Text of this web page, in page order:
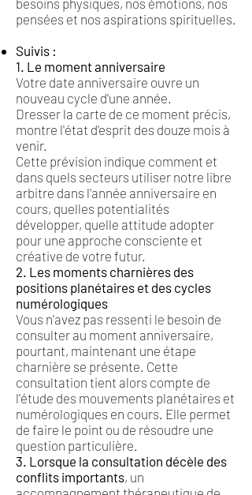
besoins physiques, nos émotions, nos
pensées et nos aspirations spirituelles.
Suivis :
1. Le moment anniversaire
Votre date anniversaire ouvre un
nouveau cycle d'une année.
Dresser la carte de ce moment précis,
montre l'état d'esprit des douze mois à
venir.
Cette prévision indique comment et
dans quels secteurs utiliser notre libre
arbitre dans l'année anniversaire en
cours, quelles potentialités
développer, quelle attitude adopter
pour une approche consciente et
créative de votre futur.
2. Les moments charnières des
positions planétaires et des cycles
numérologiques
Vous n'avez pas ressenti le besoin de
consulter au moment anniversaire,
pourtant, maintenant une étape
charnière se présente. Cette
consultation tient alors compte de
l'étude des mouvements planétaires et
numérologiques en cours. Elle permet
de faire le point ou de résoudre une
question particulière.
3. Lorsque la consultation décèle des
conflits importants, un